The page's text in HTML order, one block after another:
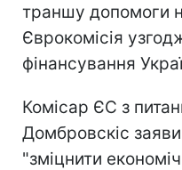
траншу допомоги
Єврокомісія
фінансування
Комісар ЄС з
Домбровскіс
"зміцнити